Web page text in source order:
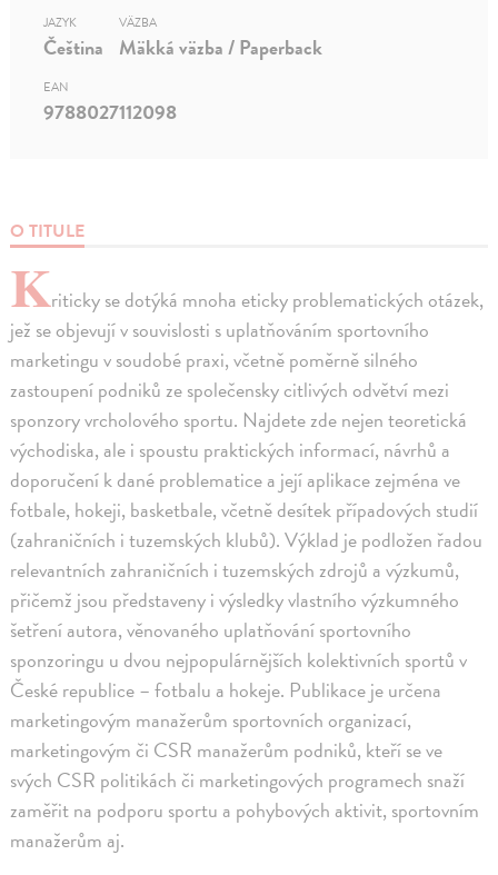
O TITULE
Kriticky se dotýká mnoha eticky problematických otázek,
jež se objevují v souvislosti s uplatňováním sportovního
marketingu v soudobé praxi, včetně poměrně silného
zastoupení podniků ze společensky citlivých odvětví mezi
sponzory vrcholového sportu. Najdete zde nejen teoretická
východiska, ale i spoustu praktických informací, návrhů a
doporučení k dané problematice a její aplikace zejména ve
fotbale, hokeji, basketbale, včetně desítek případových studií
(zahraničních i tuzemských klubů). Výklad je podložen řadou
relevantních zahraničních i tuzemských zdrojů a výzkumů,
přičemž jsou představeny i výsledky vlastního výzkumného
šetření autora, věnovaného uplatňování sportovního
sponzoringu u dvou nejpopulárnějších kolektivních sportů v
České republice – fotbalu a hokeje. Publikace je určena
marketingovým manažerům sportovních organizací,
marketingovým či CSR manažerům podniků, kteří se ve
svých CSR politikách či marketingových programech snaží
zaměřit na podporu sportu a pohybových aktivit, sportovním
manažerům aj.
JAZYK
Čeština
VÄZBA
Mäkká väzba / Paperback
EAN
9788027112098